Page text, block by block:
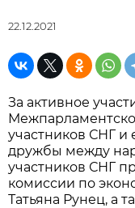
22.12.2021
За активное
участников СНГ и
дружбы между
участников СНГ
комиссии по
Татьяна Рунец, а